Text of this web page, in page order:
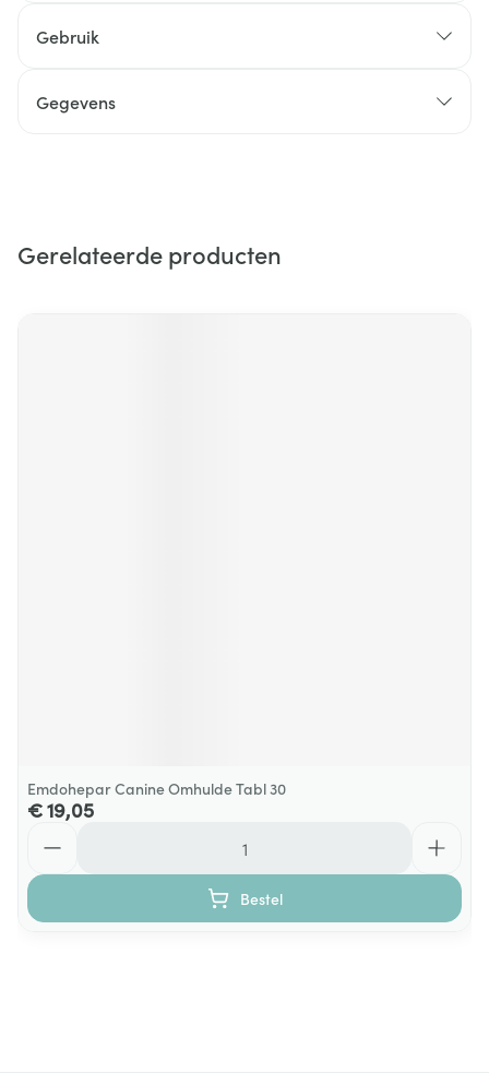
Gebruik
Gegevens
Gerelateerde producten
Emdohepar Canine Omhulde Tabl 30
€ 19,05
Bestel